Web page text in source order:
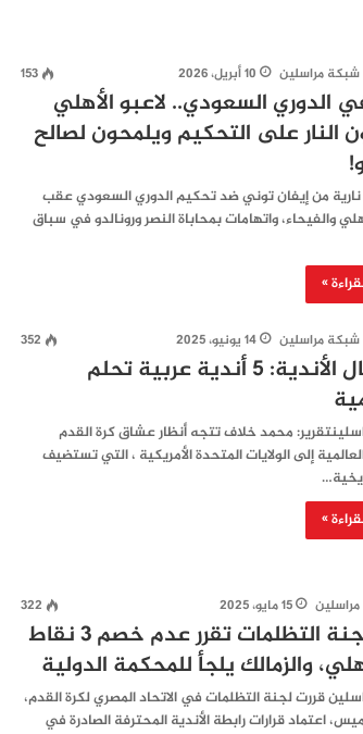
مراسلين 10 أبريل، 2026 153
الدوري السعودي.. لاعبو الأهلي
النار على التحكيم ويلمحون لصالح
من إيفان توني ضد تحكيم الدوري السعودي عقب
والفيحاء، واتهامات بمحاباة النصر ورونالدو في سباق
»
مراسلين 14 يونيو، 2025 352
مونديال الأندية: 5 أندية عربية تحلم
محمد خلاف تتجه أنظار عشاق كرة القدم
إلى الولايات المتحدة الأمريكية ، التي تستضيف
»
15 مايو، 2025 322
مصر: لجنة التظلمات تقرر عدم خصم 3 نقاط
والزمالك يلجأ للمحكمة الدولية
قررت لجنة التظلمات في الاتحاد المصري لكرة القدم،
اعتماد قرارات رابطة الأندية المحترفة الصادرة في